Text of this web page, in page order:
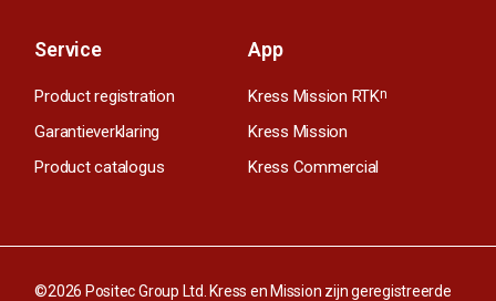
Service
Product registration
Garantieverklaring
Product catalogus
App
Kress Mission RTKn
Kress Mission
Kress Commercial
©2026 Positec Group Ltd. Kress en Mission zijn geregistreerde